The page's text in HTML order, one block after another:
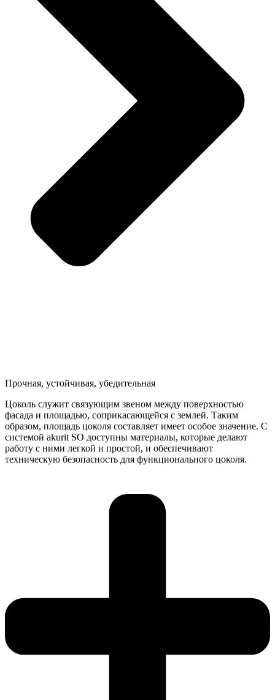
Прочная, устойчивая, убедительная
Цоколь служит связующим звеном между поверхностью
фасада и площадью, соприкасающейся с землей. Таким
образом, площадь цоколя составляет имеет особое значение. С
системой akurit SO доступны материалы, которые делают
работу с ними легкой и простой, и обеспечивают
техническую безопасность для функционального цоколя.